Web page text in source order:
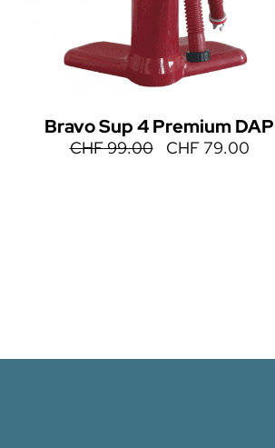
Bravo Sup 4 Premium DAP
CHF99.00 CHF79.00